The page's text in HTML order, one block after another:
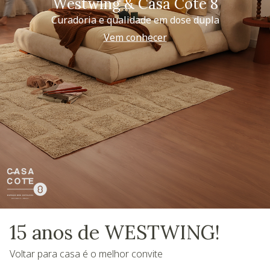
Curadoria e qualidade em dose dupla
Vem conhecer
15 anos de WESTWING!
Voltar para casa é o melhor convite